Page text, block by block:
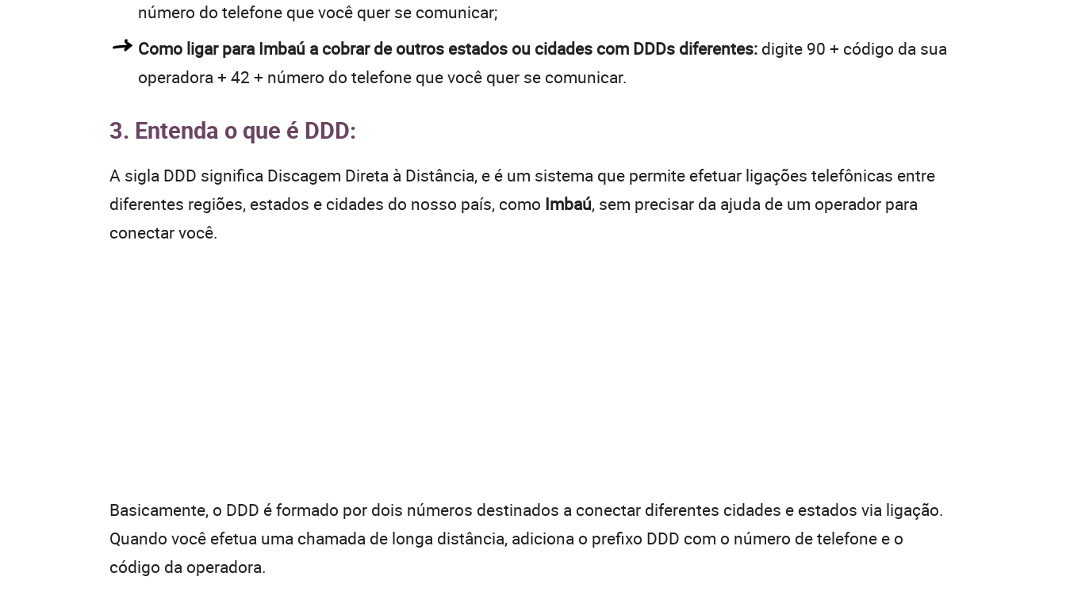
número do telefone que você quer se comunicar;
Como ligar para Imbaú a cobrar de outros estados ou cidades com DDDs diferentes: digite 90 + código da sua
operadora + 42 + número do telefone que você quer se comunicar.
3. Entenda o que é DDD:
A sigla DDD significa Discagem Direta à Distância, e é um sistema que permite efetuar ligações telefônicas entre
diferentes regiões, estados e cidades do nosso país, como Imbaú, sem precisar da ajuda de um operador para
conectar você.
Basicamente, o DDD é formado por dois números destinados a conectar diferentes cidades e estados via ligação.
Quando você efetua uma chamada de longa distância, adiciona o prefixo DDD com o número de telefone e o
código da operadora.